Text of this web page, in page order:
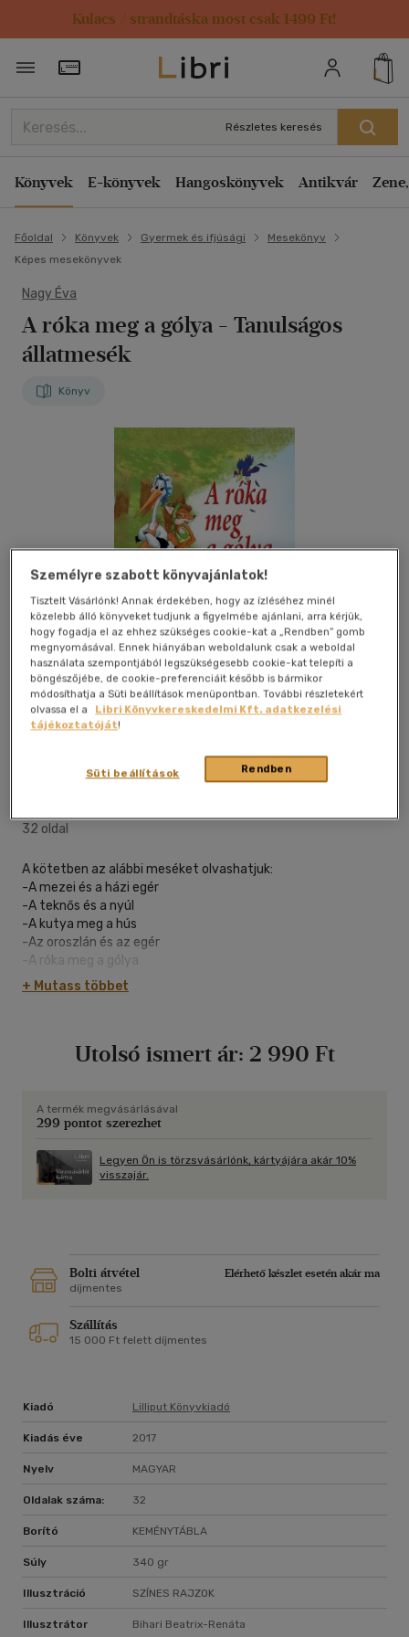
Kulacs / strandtáska most csak 1499 Ft!
Törzsvásárlói Kártya adatai
Részletes keresés
Könyvek E-könyvek Hangoskönyvek Antikvár
Főoldal Könyvek Gyermek és ifjúsági
Mesekönyv
Képes mesekönyvek
Nagy Éva
A róka meg a gólya - Tanulságos
állatmesék
Könyv
(3 vélemény)
32 oldal
A kötetben az alábbi meséket olvashatjuk:
-A mezei és a házi egér
-A teknős és a nyúl
-A kutya meg a hús
-Az oroszlán és az egér
-A róka meg a gólya
-A pásztorfiú és a falusiak
-Az oroszlán és a nyúl
-Az oroszlán, a szamár és a róka
-A kecskegida és a farkas
-Az egerek és a macskák
A mesékhez Bihari Beatrix Renáta készített színes
+ Mutass többet
Utolsó ismert ár: 2 990 Ft
A termék megvásárlásával
299 pontot szerezhet
Legyen Ön is törzsvásárlónk, kártyájára akár 10%
visszajár.
Bolti átvétel
Elérhető készlet esetén akár ma
díjmentes
Szállítás
15 000 Ft felett díjmentes
Kiadó Lilliput Könyvkiadó
Kiadás éve 2017
Nyelv MAGYAR
Oldalak száma: 32
Borító KEMÉNYTÁBLA
Súly 340 gr
Illusztráció SZÍNES RAJZOK
Illusztrátor Bihari Beatrix-Renáta
Személyre szabott könyvajánlatok!
Tisztelt Vásárlónk! Annak érdekében, hogy az ízléséhez minél
közelebb álló könyveket tudjunk a figyelmébe ajánlani, arra kérjük,
hogy fogadja el az ehhez szükséges cookie-kat a „Rendben” gomb
megnyomásával. Ennek hiányában weboldalunk csak a weboldal
használata szempontjából legszükségesebb cookie-kat telepíti a
böngészőjébe, de cookie-preferenciáit később is bármikor
módosíthatja a Süti beállítások menüpontban. További részletekért
olvassa el a
Libri Könyvkereskedelmi Kft. adatkezelési
tájékoztatóját!
Rendben
Süti beállítások